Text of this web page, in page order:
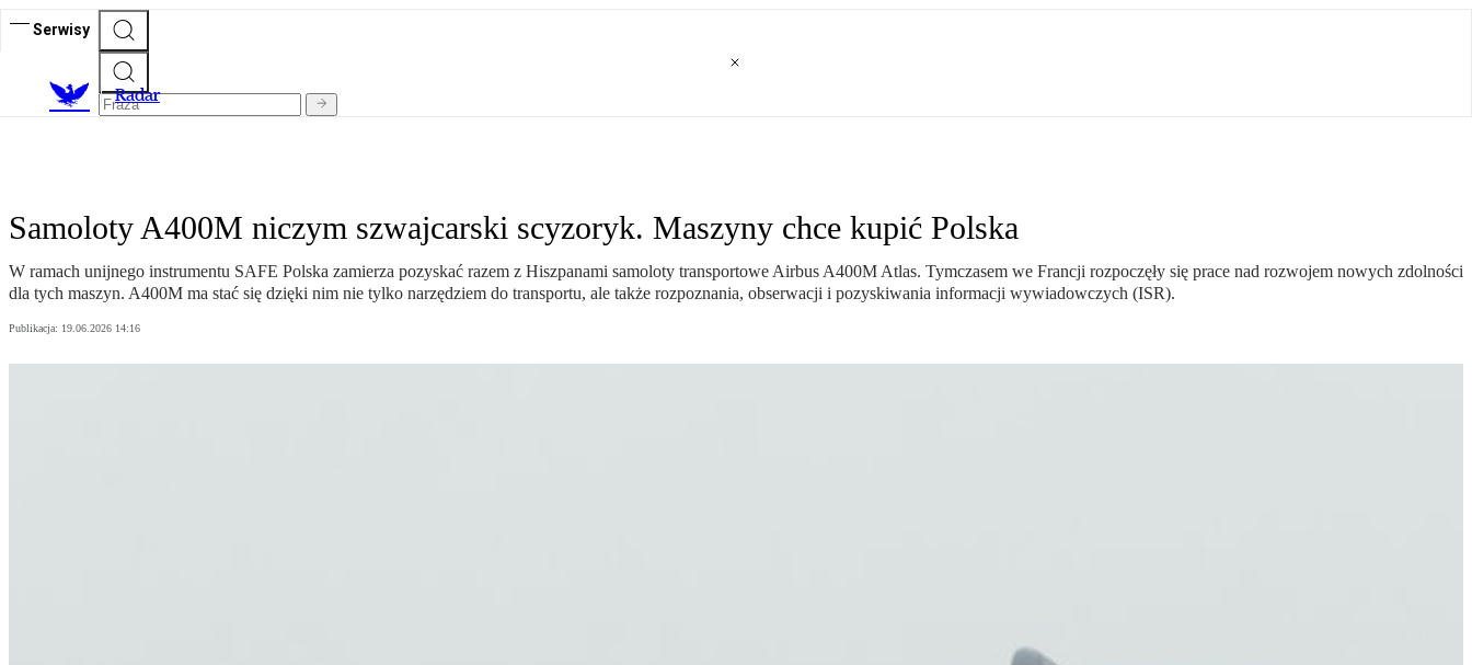
Serwisy
Radar
Samoloty A400M niczym szwajcarski scyzoryk. Maszyny chce kupić Polska
W ramach unijnego instrumentu SAFE Polska zamierza pozyskać razem z Hiszpanami samoloty transportowe Airbus A400M Atlas. Tymczasem we Francji rozpoczęły się prace nad rozwojem nowych zdolności
dla tych maszyn. A400M ma stać się dzięki nim nie tylko narzędziem do transportu, ale także rozpoznania, obserwacji i pozyskiwania informacji wywiadowczych (ISR).
Publikacja: 19.06.2026 14:16